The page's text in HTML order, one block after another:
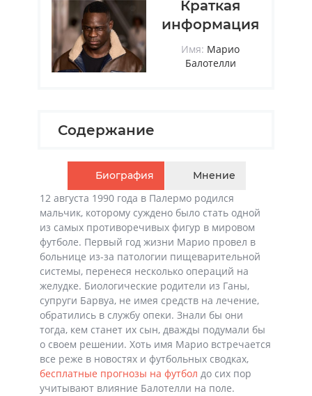
Краткая
информация
Имя: Марио
Балотелли
Содержание
Биография Мнение
12 августа 1990 года в Палермо родился
мальчик, которому суждено было стать одной
из самых противоречивых фигур в мировом
футболе. Первый год жизни Марио провел в
больнице из-за патологии пищеварительной
системы, перенеся несколько операций на
желудке. Биологические родители из Ганы,
супруги Барвуа, не имея средств на лечение,
обратились в службу опеки. Знали бы они
тогда, кем станет их сын, дважды подумали бы
о своем решении. Хоть имя Марио встречается
все реже в новостях и футбольных сводках,
бесплатные прогнозы на футбол до сих пор
учитывают влияние Балотелли на поле.